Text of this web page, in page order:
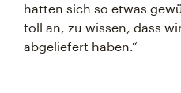
hatten sich so etwas
toll an, zu wissen, dass
abgeliefert haben.“